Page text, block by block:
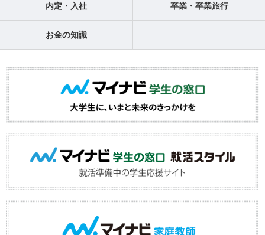
内定・入社 卒業・卒業旅行
お金の知識